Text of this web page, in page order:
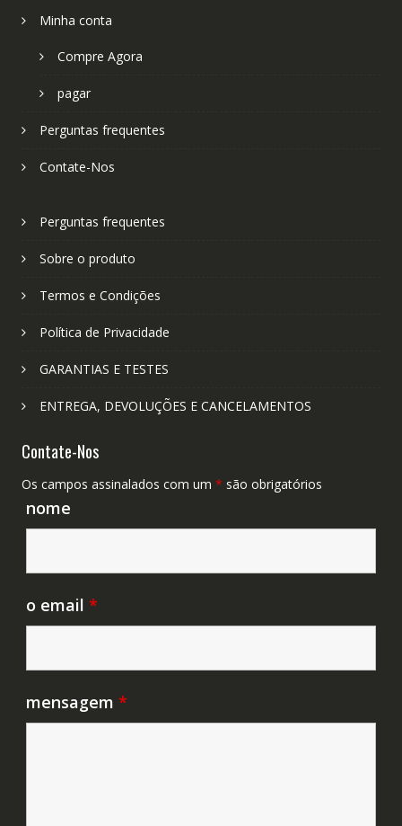
Minha conta
Compre Agora
pagar
Perguntas frequentes
Contate-Nos
Perguntas frequentes
Sobre o produto
Termos e Condições
Política de Privacidade
GARANTIAS E TESTES
ENTREGA, DEVOLUÇÕES E CANCELAMENTOS
Contate-Nos
Os campos assinalados com um * são obrigatórios
nome
o email *
mensagem *